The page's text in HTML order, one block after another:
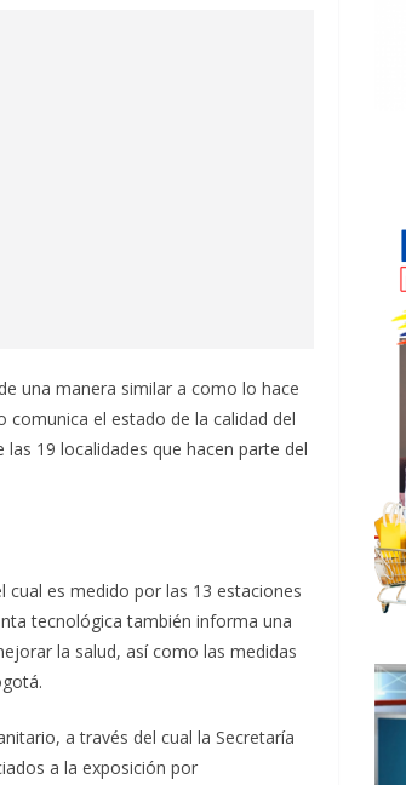
una manera similar a como lo hace
el estado de la calidad del
19 localidades que hacen parte del
cual es medido por las 13 estaciones
tecnológica también informa una
la salud, así como las medidas
a través del cual la Secretaría
a la exposición por